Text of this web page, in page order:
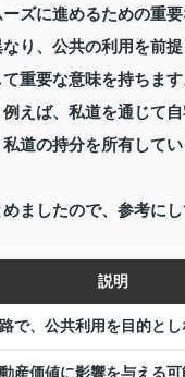
ズに進めるための重
り、公共の利用を前
重要な意味を持ちます
えば、私道を通じて
道の持分を所有して
ましたので、参考にし
説明
で、公共利用を目的と
産価値に影響を与える可